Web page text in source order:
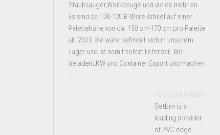
Staubsauger,Werkzeuge und vieles mehr an.
Es sind ca.100-120 B-Ware Artikel auf einer
Palettehöhe von ca. 150 cm-170 cm pro Palette
ab 250 € Die ware befindet sich in unserem
Lager und ist somit sofort lieferbar. Wir
beladenLKW und Container Export und machen
...
PVC EDGE BANDS
Setbim is a
leading provider
of PVC edge